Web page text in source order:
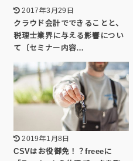
2017年3月29日
クラウド会計でできることと、
税理士業界に与える影響につい
て〔セミナー内容…
2019年1月8日
CSVはお役御免！？freeeに